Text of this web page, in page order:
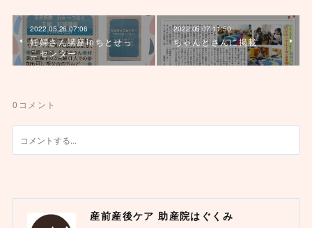
2022.05.26 07:06
妊婦さん講座inちとせっ
こセンター
2022.05.07 11:50
ちゃんとさんに掲載
0 コメント
産前産後ケア 助産院はぐくみ